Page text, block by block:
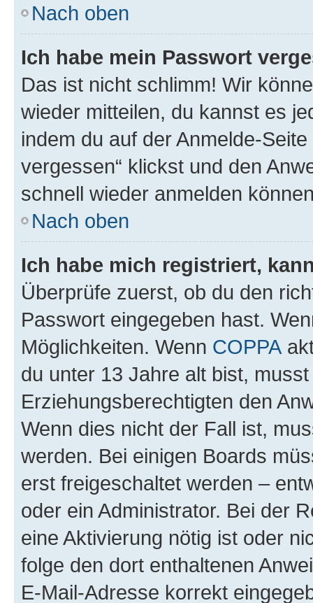
Nach oben
Ich habe mein Passwort
Das ist nicht schlimm! Wir
wieder mitteilen, du kannst es
indem du auf der Anmelde-
vergessen“ klickst und den
schnell wieder anmelden
Nach oben
Ich habe mich registriert,
Überprüfe zuerst, ob du den
Passwort eingegeben hast.
Möglichkeiten. Wenn COPPA
du unter 13 Jahre alt bist,
Erziehungsberechtigten den
Wenn dies nicht der Fall ist,
werden. Bei einigen Boards
erst freigeschaltet werden –
oder ein Administrator. Bei der
eine Aktivierung nötig ist oder
folge den dort enthaltenen
E-Mail-Adresse korrekt